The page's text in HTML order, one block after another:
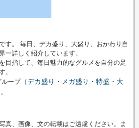
す。 毎日、デカ盛り、大盛り、おかわり自
一詳しく紹介しています。
目指して、毎日魅力的なグルメを自分の足
。
ループ（デカ盛り・メガ盛り・特盛・大
真、画像、文の転載はご遠慮ください。ま